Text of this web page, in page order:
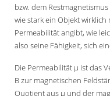
bzw. dem
wie stark ein Objekt
Permeabilität angibt, wie
also seine Fähigkeit, sich
Die Permeabilität μ ist das
B zur magnetischen
Quotient aus μ und der